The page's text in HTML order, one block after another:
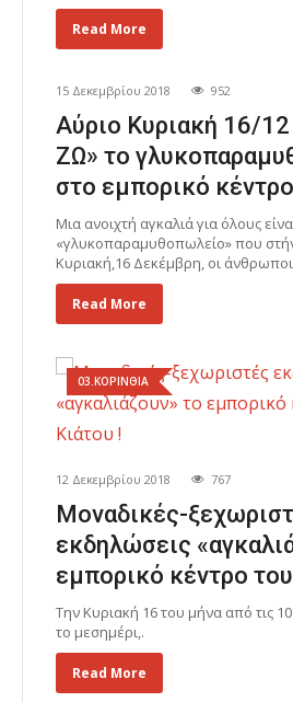
Read More
15 Δεκεμβρίου 2018 952
Αύριο Κυριακή 16/12
ΖΩ» το
στο εμπορικό
Μια ανοιχτή αγκαλιά για όλους
«γλυκοπαραμυθοπωλείο» που
Κυριακή,16 Δεκέμβρη, οι
Read More
03.ΚΟΡΙΝΘΙΑ
12 Δεκεμβρίου 2018 767
Μοναδικές-
εκδηλώσεις
εμπορικό κέντρο
Την Κυριακή 16 του μήνα από τις
το μεσημέρι,.
Read More